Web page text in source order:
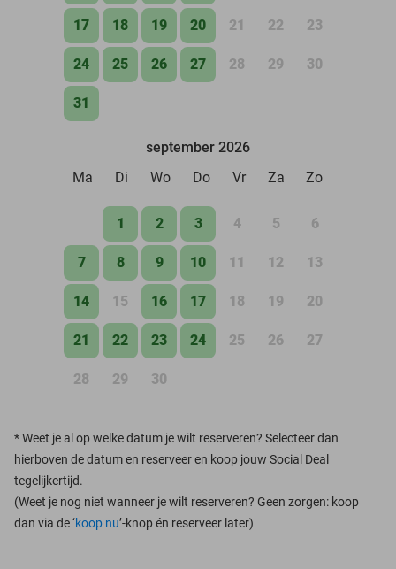
17 18 19 20 21 22 23
24 25 26 27 28 29 30
31
september 2026
Ma
Di Wo Do Vr Za Zo
1 2 3 4 5 6
7 8 9 10 11 12 13
14 15 16 17 18 19 20
21 22 23 24 25 26 27
28 29 30
*Weet je al op welke datum je wilt reserveren? Selecteer dan
hierboven de datum en reserveer en koop jouw Social Deal
tegelijkertijd.
(Weet je nog niet wanneer je wilt reserveren? Geen zorgen: koop
dan via de ‘koop nu’-knop én reserveer later)